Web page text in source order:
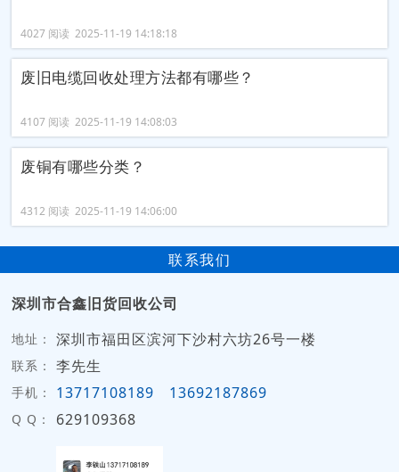
4027 阅读 2025-11-19 14:18:18
废旧电缆回收处理方法都有哪些？
4107 阅读 2025-11-19 14:08:03
废铜有哪些分类？
4312 阅读 2025-11-19 14:06:00
联系我们
深圳市合鑫旧货回收公司
地址： 深圳市福田区滨河下沙村六坊26号一楼
联系： 李先生
手机： 13717108189 13692187869
Q Q： 629109368